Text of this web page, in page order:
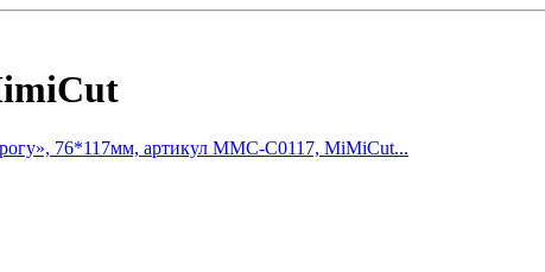
76*117мм, артикул MMC-C0117, MiMiCut...